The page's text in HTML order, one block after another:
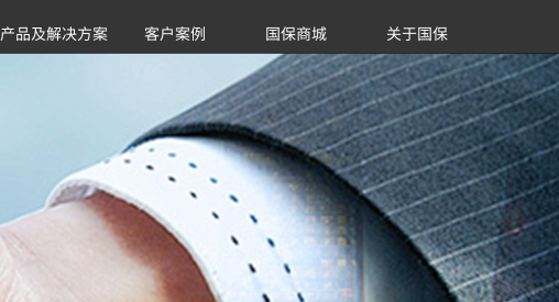
产品及解决方案 客户案例 国保商城 关于国保